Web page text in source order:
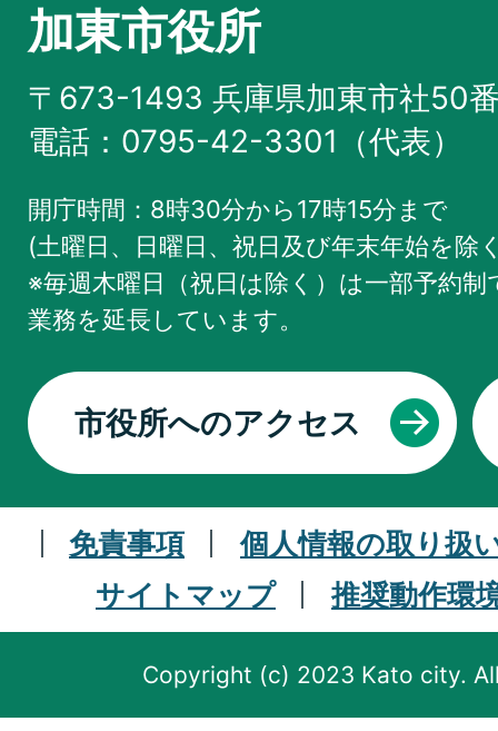
加東市役所
〒673-1493 兵庫県加東市社50
電話：0795-42-3301（代表）
開庁時間：8時30分から17時15分まで
(土曜日、日曜日、祝日及び年末年始を除
※毎週木曜日（祝日は除く）は一部予約
業務を延長しています。
市役所へのアクセス
免責事項
個人情報の取り扱
サイトマップ
推奨動作環
Copyright (c) 2023 Kato city.